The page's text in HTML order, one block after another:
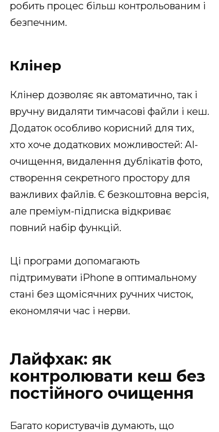
робить процес більш контрольованим і
безпечним.
Клінер
Клінер дозволяє як автоматично, так і
вручну видаляти тимчасові файли і кеш.
Додаток особливо корисний для тих,
хто хоче додаткових можливостей: AI-
очищення, видалення дублікатів фото,
створення секретного простору для
важливих файлів. Є безкоштовна версія,
але преміум-підписка відкриває
повний набір функцій.
Ці програми допомагають
підтримувати iPhone в оптимальному
стані без щомісячних ручних чисток,
економлячи час і нерви.
Лайфхак: як
контролювати кеш без
постійного очищення
Багато користувачів думають, що